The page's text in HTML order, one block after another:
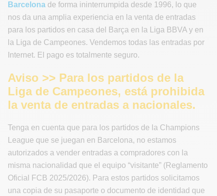
Barcelona de forma ininterrumpida desde 1996, lo que
nos da una amplia experiencia en la venta de entradas
para los partidos en casa del Barça en la Liga BBVA y en
la Liga de Campeones. Vendemos todas las entradas por
Internet. El pago es totalmente seguro.
Aviso >> Para los partidos de la
Liga de Campeones, está prohibida
la venta de entradas a nacionales.
Tenga en cuenta que para los partidos de la Champions
League que se juegan en Barcelona, no estamos
autorizados a vender entradas a compradores con la
misma nacionalidad que el equipo “visitante” (Reglamento
Oficial FCB 2025/2026). Para estos partidos solicitamos
una copia de su pasaporte o documento de identidad que